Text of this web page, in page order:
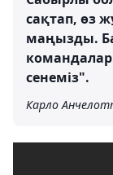
сақтап, өз
маңызды.
сенеміз".
Карло